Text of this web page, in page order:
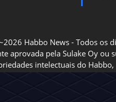
Habbo News - Todos os
aprovada pela Sulake Oy ou
intelectuais do